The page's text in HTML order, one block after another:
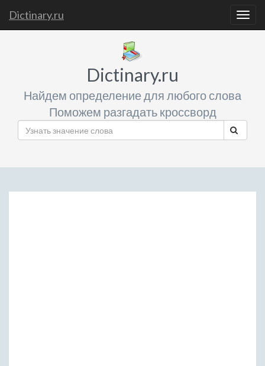
Dictinary.ru
Dictinary.ru
Найдем определение для любого слова
Поможем разгадать кроссворд